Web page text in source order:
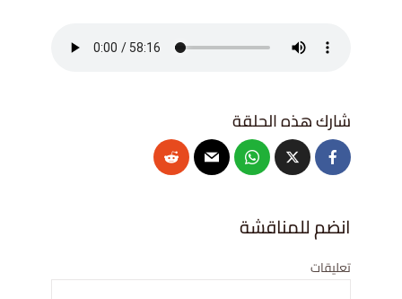
انضم للمناقشة
تعليقات